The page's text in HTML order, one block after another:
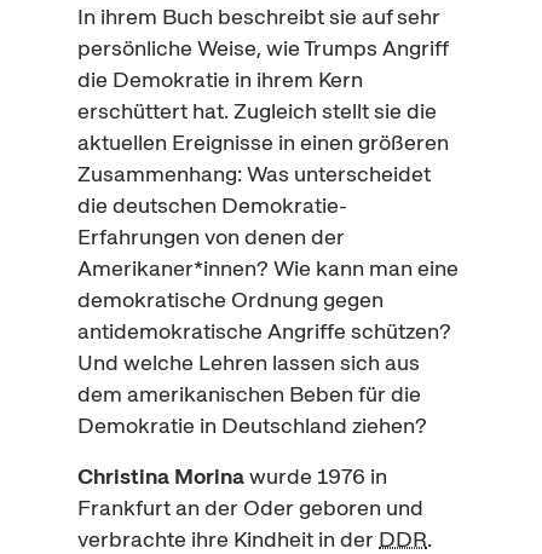
In ihrem Buch beschreibt sie auf sehr
persönliche Weise, wie Trumps Angriff
die Demokratie in ihrem Kern
erschüttert hat. Zugleich stellt sie die
aktuellen Ereignisse in einen größeren
Zusammenhang: Was unterscheidet
die deutschen Demokratie-
Erfahrungen von denen der
Amerikaner*innen? Wie kann man eine
demokratische Ordnung gegen
antidemokratische Angriffe schützen?
Und welche Lehren lassen sich aus
dem amerikanischen Beben für die
Demokratie in Deutschland ziehen?
Christina Morinawurde 1976 in
Frankfurt an der Oder geboren und
verbrachte ihre Kindheit in der DDR.